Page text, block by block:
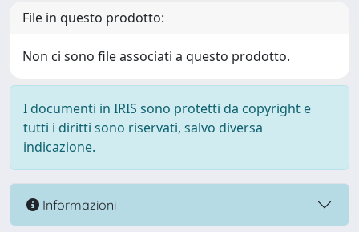
File in questo prodotto:
Non ci sono file associati a questo prodotto.
I documenti in IRIS sono protetti da copyright e
tutti i diritti sono riservati, salvo diversa
indicazione.
Informazioni